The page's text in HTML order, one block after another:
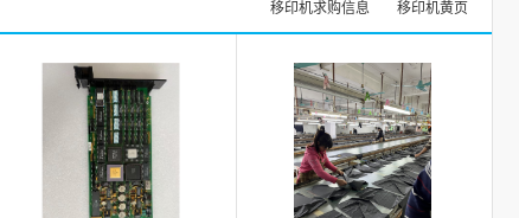
移印机求购信息 移印机黄页